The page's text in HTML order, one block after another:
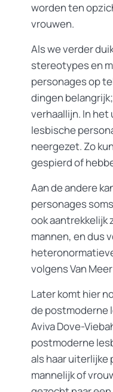
worden ten
vrouwen.
Als we verder
stereotypes en
personages op
dingen
verhaallijn. In
lesbische
neergezet. Zo
gespierd of
Aan de andere
personages
ook aantrekkelijk
mannen, en dus
volgens Van
Later komt hier
de postmoderne
Aviva Dove-
postmoderne
als haar
mannelijk of